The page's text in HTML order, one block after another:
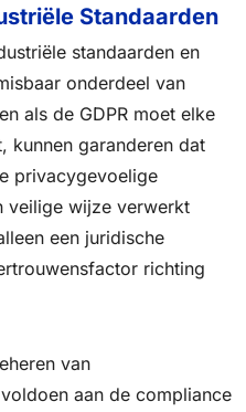
Standaarden
standaarden en
onderdeel van
als de GDPR moet elke
kunnen garanderen dat
privacygevoelige
veilige wijze verwerkt
een juridische
richting
van
aan de compliance